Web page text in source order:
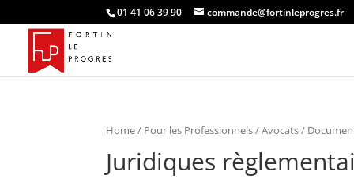
01 41 06 39 90 commande@fortinleprogres.fr
Home/ Pour les Professionnels/Avocats/
Juridiques